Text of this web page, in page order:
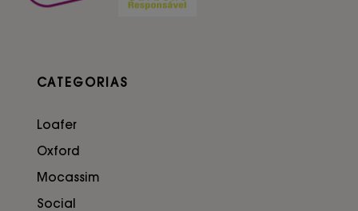
CATEGORIAS
Loafer
Oxford
Mocassim
Social